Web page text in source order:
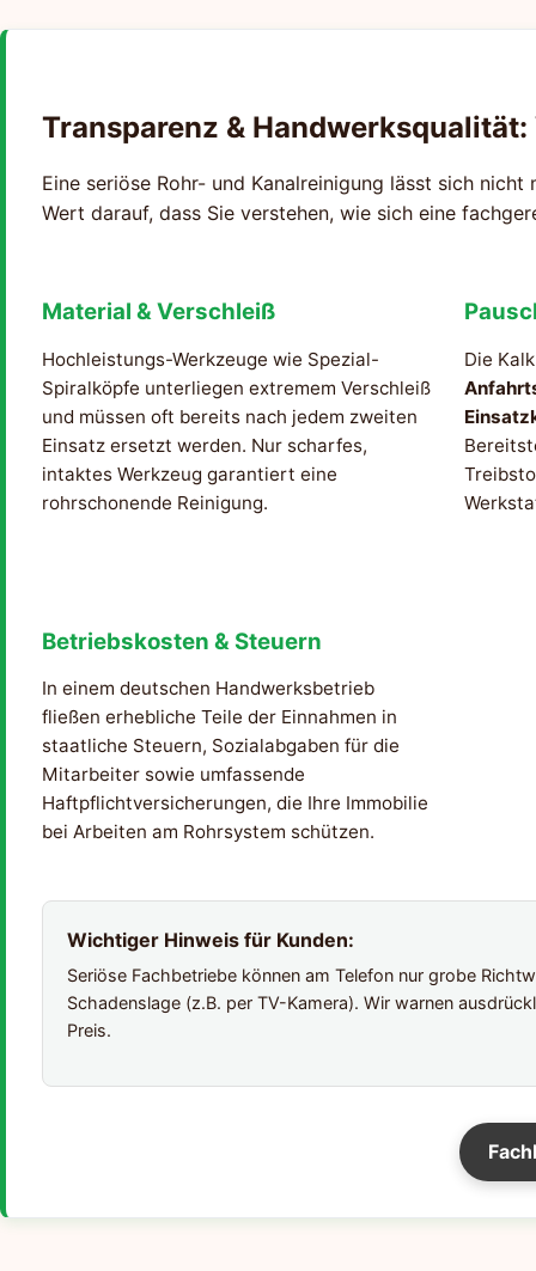
Transparenz &
Eine seriöse Rohr- und Kanalreinigung lässt sich
Wert darauf, dass Sie verstehen, wie sich eine
Material & Verschleiß
Hochleistungs-Werkzeuge wie Spezial-
Spiralköpfe unterliegen extremem Verschleiß
und müssen oft bereits nach jedem zweiten
Einsatz ersetzt werden. Nur scharfes,
intaktes Werkzeug garantiert eine
rohrschonende Reinigung.
Die
Betriebskosten & Steuern
In einem deutschen Handwerksbetrieb
fließen erhebliche Teile der Einnahmen in
staatliche Steuern, Sozialabgaben für die
Mitarbeiter sowie umfassende
Haftpflichtversicherungen, die Ihre Immobilie
bei Arbeiten am Rohrsystem schützen.
Wichtiger Hinweis für Kunden:
Seriöse Fachbetriebe können am Telefon nur grobe
Schadenslage (z.B. per TV-Kamera). Wir warnen
Preis.